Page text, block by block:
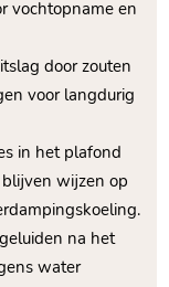
vochtopname en
door zouten
voor langdurig
in het plafond
wijzen op
na het
water